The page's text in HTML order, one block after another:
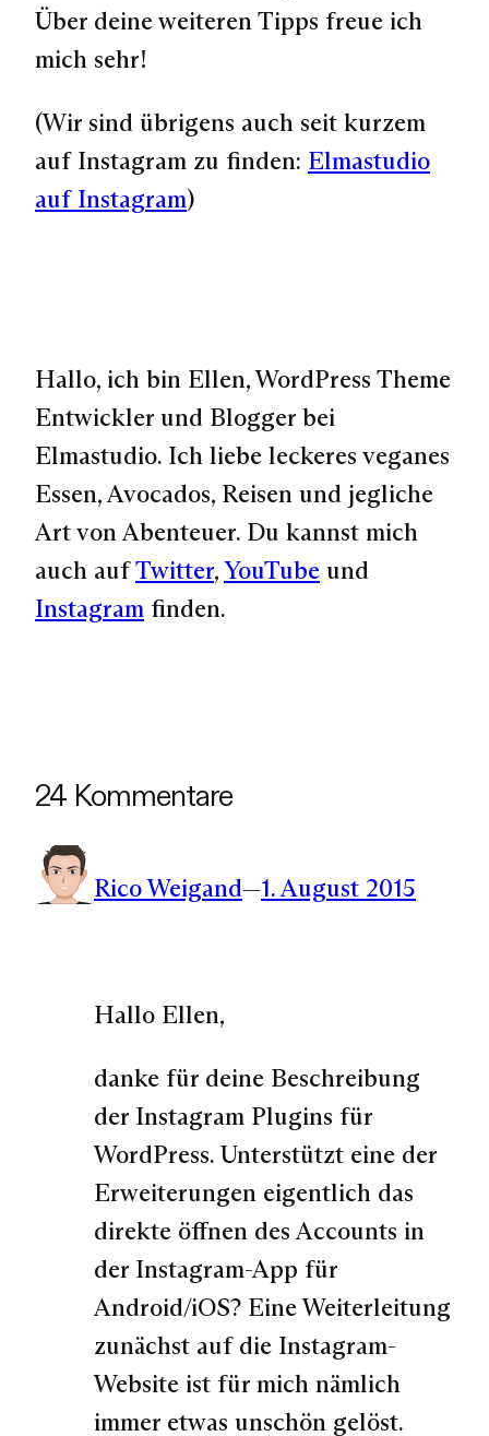
Über deine weiteren Tipps freue ich
mich sehr!
(Wir sind übrigens auch seit kurzem
auf Instagram zu finden: Elmastudio
auf Instagram)
Hallo, ich bin Ellen, WordPress Theme
Entwickler und Blogger bei
Elmastudio. Ich liebe leckeres veganes
Essen, Avocados, Reisen und jegliche
Art von Abenteuer. Du kannst mich
auch aufTwitter,YouTube und
Instagram finden.
24 Kommentare
Rico Weigand—1. August 2015
Hallo Ellen,
danke für deine Beschreibung
der Instagram Plugins für
WordPress. Unterstützt eine der
Erweiterungen eigentlich das
direkte öffnen des Accounts in
der Instagram-App für
Android/iOS? Eine Weiterleitung
zunächst auf die Instagram-
Website ist für mich nämlich
immer etwas unschön gelöst.